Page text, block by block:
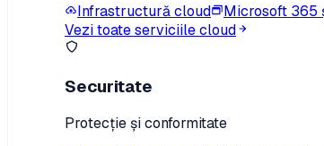
Infrastructură cloud
Microsoft 365
Vezi toate serviciile cloud
Securitate
Protecție și conformitate